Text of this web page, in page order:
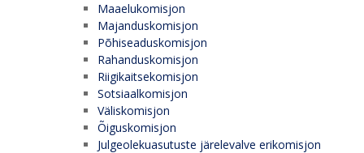
Maaelukomisjon
Majanduskomisjon
Põhiseaduskomisjon
Rahanduskomisjon
Riigikaitsekomisjon
Sotsiaalkomisjon
Väliskomisjon
Õiguskomisjon
Julgeolekuasutuste järelevalve erikomisjon